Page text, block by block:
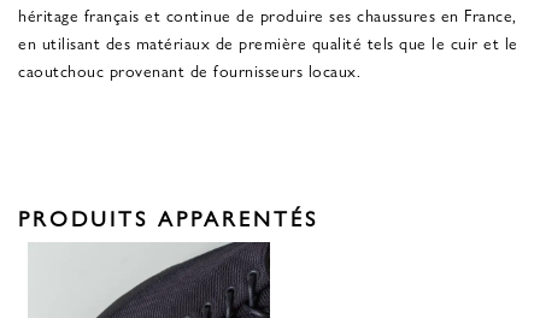
héritage français et continue de produire ses chaussures en France,
en utilisant des matériaux de première qualité tels que le cuir et le
caoutchouc provenant de fournisseurs locaux.
PRODUITS APPARENTÉS